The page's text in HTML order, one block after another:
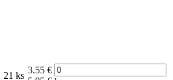
21 ks
3.55 €